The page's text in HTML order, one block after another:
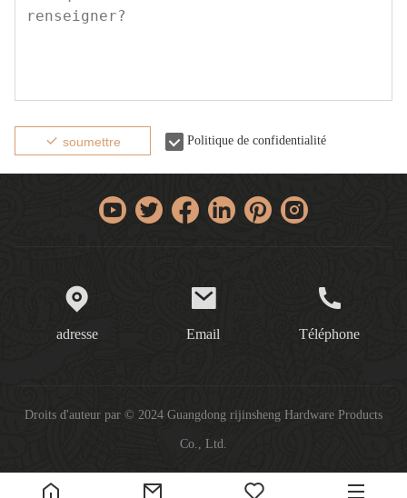
soumettre Politique de confidentialité
adresse Email Téléphone
Droits d'auteur par © 2024 Guangdong rijinsheng Hardware Products
Co., Ltd.